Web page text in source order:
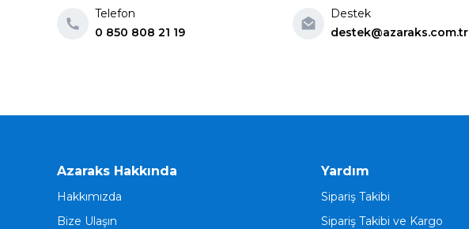
Telefon
0 850 808 21 19
Destek
destek@azaraks.com.tr
Azaraks Hakkında
Hakkımızda
Bize Ulaşın
Yardım
Sipariş Takibi
Sipariş Takibi ve Kargo